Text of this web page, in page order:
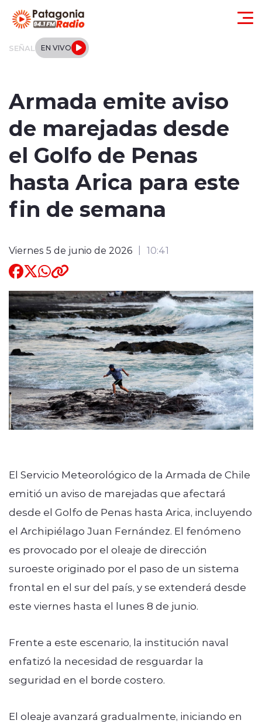
SEÑAL EN VIVO
Internacional
Entrevistas
modo claro
Armada emite aviso
de marejadas desde
el Golfo de Penas
hasta Arica para este
fin de semana
Viernes 5 de junio de 2026 10:41
El Servicio Meteorológico de la Armada de Chile
emitió un aviso de marejadas que afectará
desde el Golfo de Penas hasta Arica, incluyendo
el Archipiélago Juan Fernández. El fenómeno
es provocado por el oleaje de dirección
suroeste originado por el paso de un sistema
frontal en el sur del país, y se extenderá desde
este viernes hasta el lunes 8 de junio.
Frente a este escenario, la institución naval
enfatizó la necesidad de resguardar la
seguridad en el borde costero.
El oleaje avanzará gradualmente, iniciando en